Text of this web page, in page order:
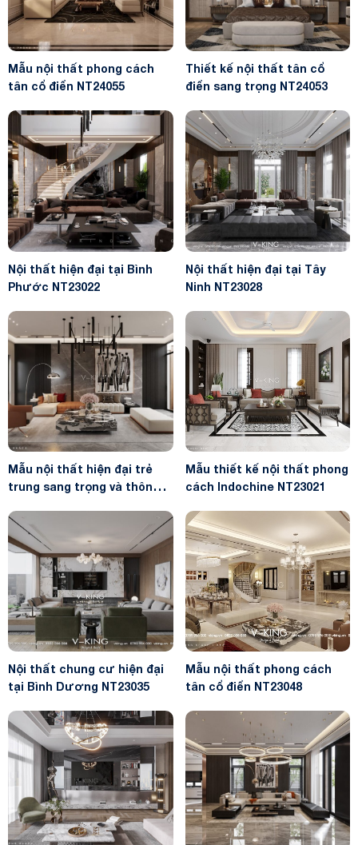
Mẫu nội thất phong cách
tân cổ điển NT24055
Thiết kế nội thất tân cổ
điển sang trọng NT24053
Nội thất hiện đại tại Bình
Phước NT23022
Nội thất hiện đại tại Tây
Ninh NT23028
Mẫu nội thất hiện đại trẻ
trung sang trọng và thông
Mẫu thiết kế nội thất phong
cách Indochine NT23021
Nội thất chung cư hiện đại
tại Bình Dương NT23035
Mẫu nội thất phong cách
tân cổ điển NT23048